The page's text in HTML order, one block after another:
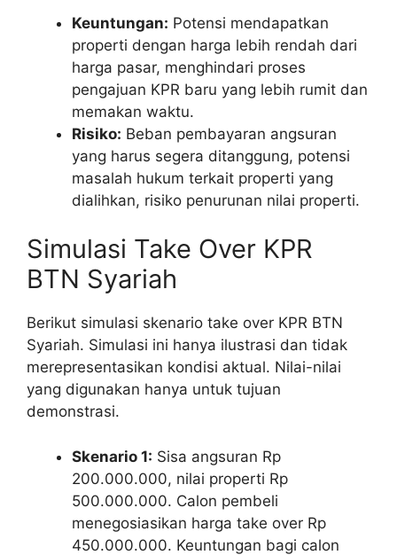
Keuntungan: Potensi mendapatkan
properti dengan harga lebih rendah dari
harga pasar, menghindari proses
pengajuan KPR baru yang lebih rumit dan
memakan waktu.
Risiko: Beban pembayaran angsuran
yang harus segera ditanggung, potensi
masalah hukum terkait properti yang
dialihkan, risiko penurunan nilai properti.
Simulasi Take Over KPR
BTN Syariah
Berikut simulasi skenario take over KPR BTN
Syariah. Simulasi ini hanya ilustrasi dan tidak
merepresentasikan kondisi aktual. Nilai-nilai
yang digunakan hanya untuk tujuan
demonstrasi.
Skenario 1: Sisa angsuran Rp
200.000.000, nilai properti Rp
500.000.000. Calon pembeli
menegosiasikan harga take over Rp
450.000.000. Keuntungan bagi calon